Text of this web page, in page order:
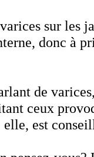
sur les
donc à
de
ceux
est